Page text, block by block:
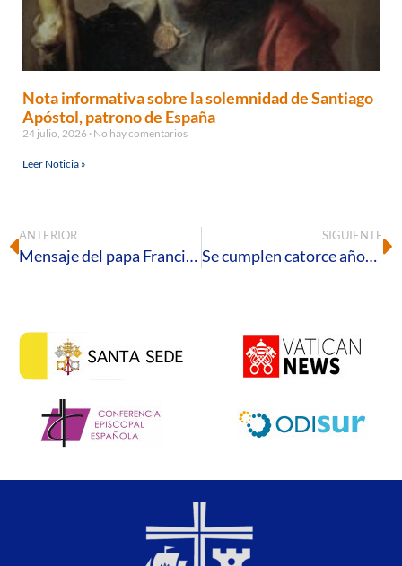
Nota informativa sobre la solemnidad de Santiago
Apóstol, patrono de España
24 julio, 2026 No hay comentarios
Leer Noticia »
ANTERIOR
Mensaje del papa Francisco para la Cuaresma 2025
SIGUIENTE
Se cumplen catorce años de la consagración episcopal del obispo de Huelva, Mons. Santiago Gómez Sierra